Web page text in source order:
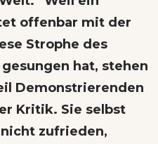
offenbar mit der
Strophe des
hat, stehen
Demonstrierenden
Kritik. Sie selbst
zufrieden,